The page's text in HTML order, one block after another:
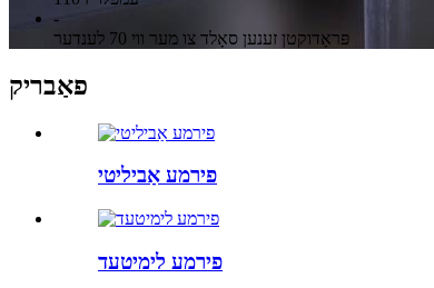
-
פּראָדוקטן זענען סאָלד צו מער ווי 70 לענדער
פאַבריק
פירמע אַביליטי
פירמע לימיטעד